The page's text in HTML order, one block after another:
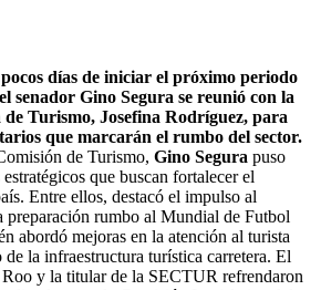
días de iniciar el próximo periodo
senador Gino Segura se reunió con la
Turismo, Josefina Rodríguez, para
que marcarán el rumbo del sector.
de Turismo, Gino Segura puso
que buscan fortalecer el
Entre ellos, destacó el impulso al
rumbo al Mundial de Futbol
abordó mejoras en la atención al turista
la infraestructura turística carretera. El
y la titular de la SECTUR refrendaron